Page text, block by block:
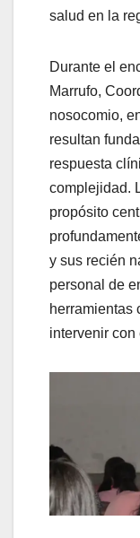
salud en la
Durante el
Marrufo,
nosocomio,
resultan
respuesta
complejidad.
propósito
y sus recién
personal de
herramientas
intervenir con